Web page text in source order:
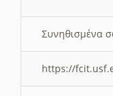
Συνηθισμένα
https://